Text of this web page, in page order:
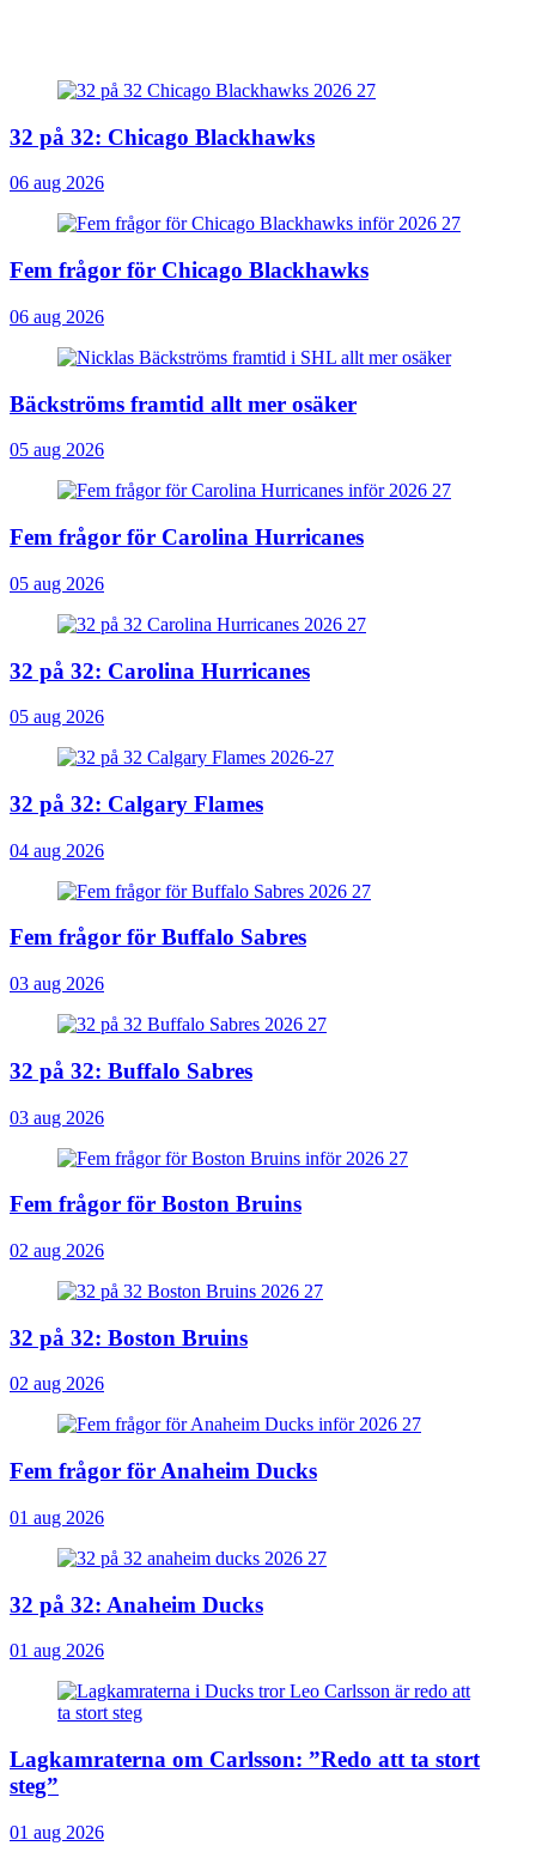
32 på 32: Chicago Blackhawks
06 aug 2026
Fem frågor för Chicago Blackhawks
06 aug 2026
Bäckströms framtid allt mer osäker
05 aug 2026
Fem frågor för Carolina Hurricanes
05 aug 2026
32 på 32: Carolina Hurricanes
05 aug 2026
32 på 32: Calgary Flames
04 aug 2026
Fem frågor för Buffalo Sabres
03 aug 2026
32 på 32: Buffalo Sabres
03 aug 2026
Fem frågor för Boston Bruins
02 aug 2026
32 på 32: Boston Bruins
02 aug 2026
Fem frågor för Anaheim Ducks
01 aug 2026
32 på 32: Anaheim Ducks
01 aug 2026
Lagkamraterna om Carlsson: ”Redo att ta stort
steg”
01 aug 2026